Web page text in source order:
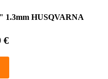
1.3mm HUSQVARNA
€